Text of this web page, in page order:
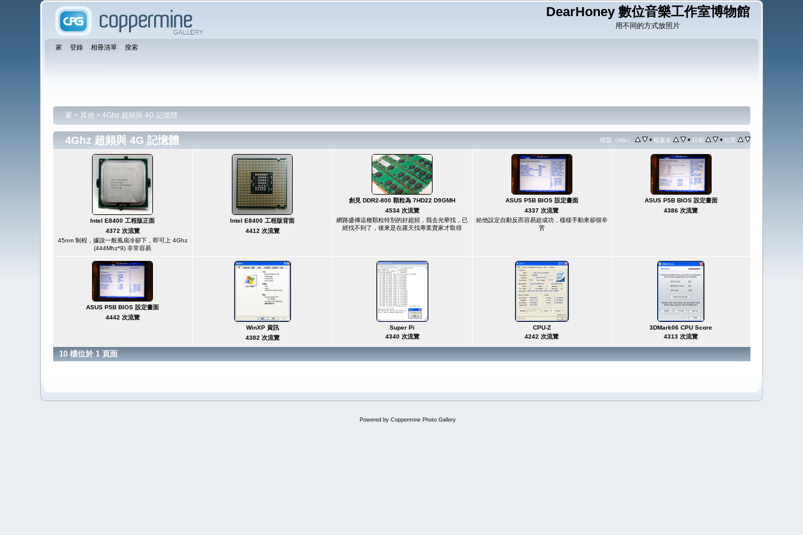
DearHoney 數位音樂工作室博物館
用不同的方式放照片
家 登錄 相冊清單 搜索
家 > 其他> 4Ghz 超頻與 4G 記憶體
4Ghz 超頻與 4G 記憶體 標題（title） • 檔案名 • 日期 • 位置
Intel E8400 工程版正面
4372 次流覽
45nm 制程，據說一般風扇冷卻下，即可上 4Ghz
(444Mhz*9) 非常容易
Intel E8400 工程版背面
4412 次流覽
創見 DDR2-800 顆粒為 7HD22 D9GMH
4534 次流覽
網路盛傳這種顆粒特別的好超頻，我去光華找，已
經找不到了，後來是在露天找專業賣家才取得
ASUS P5B BIOS 設定畫面
4337 次流覽
給他設定自動反而容易超成功，樣樣手動來卻很辛
苦
ASUS P5B BIOS 設定畫面
4386 次流覽
ASUS P5B BIOS 設定畫面
4442 次流覽
WinXP 資訊
4382 次流覽
Super Pi
4340 次流覽
CPU-Z
4242 次流覽
3DMark06 CPU Score
4313 次流覽
10 檔位於 1 頁面
Powered by Coppermine Photo Gallery